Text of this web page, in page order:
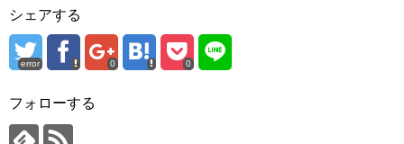
ソン・ヘギョ – ソンヘギョ キスまとめ
ハン・ヘジン 한혜진 – Still We (여전히 우리는)
한가인 –
「ライフ・ オン・ マーズ」2019年11月2日TSUTAYAにて先行
(ENG SUB) Behind The Scene Hyun Bin 현빈❤️ 손예진 Son Ye
Jin-Crash Landing On You/ヒョンビン❤️ソンイェジン / エンジョイ❕
九尾狐外伝 メイキング03 ハン・イェスル
チョ・ヒョンジェ 조현재 九尾狐外伝 制作発表会
キム・テヒの弟イ・ワン♥イ・ボミ、今日（28日）結婚……
「まず熱く掃除せよ」女優キム・ユジョン、「健康がとても回
【裏芸能】キムユジョンの熱愛彼氏はあの大物俳優
いでしょ？” Big News TV
シェアする
error 0 0
フォローする